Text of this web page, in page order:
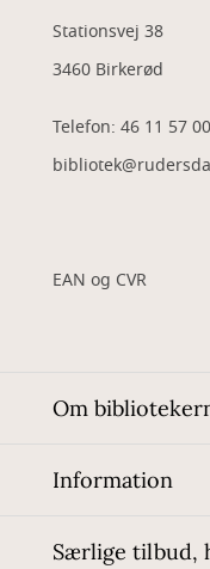
Stationsvej 38
3460 Birkerød
Telefon: 46 11 57 00
EAN og CVR
Om
Information
Særlige tilbud,